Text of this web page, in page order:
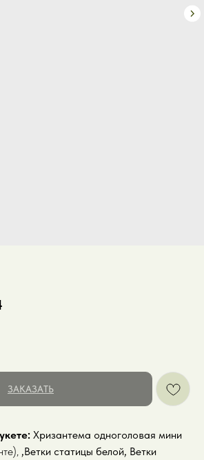
ЗАКАЗАТЬ
Хризантема одноголовая мини
,Ветки статицы белой, Ветки